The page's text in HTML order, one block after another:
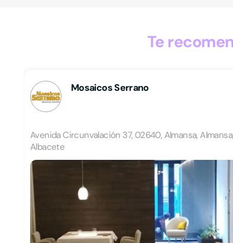
Te
Mosaicos Serrano
Avenida Circunvalación 37, 02640, Almansa, Almansa,
Albacete